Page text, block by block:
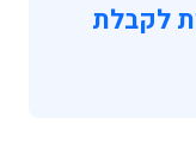
לקבלת